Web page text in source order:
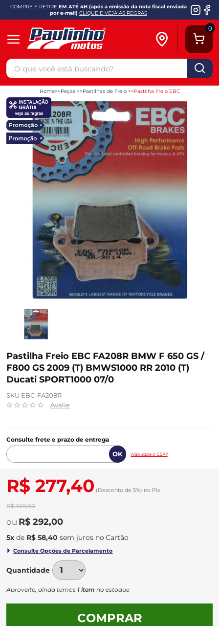
COMPRE E RETIRE EM ATÉ 4H (após a emissão da nota fiscal enviada
por e-mail) CLIQUE E VEJA AS REGRAS
0
Home Peças Pastilhas de Freio Pastilha Freio EBC
Pastilha Freio EBC FA208R BMW F 650 GS /
F800 GS 2009 (T) BMWS1000 RR 2010 (T)
Ducati SPORT1000 07/0
SKU EBC-FA208R
Avalie
Consulte frete e prazo de entrega
Não sabe o CEP?
R$ 277,40 (Desconto de 5%) no Pix
R$ 339,00
R$ 292,00
5x de R$ 58,40 sem juros no
Quantidade
Aproveite, ainda temos 1 item no estoque
COMPRAR